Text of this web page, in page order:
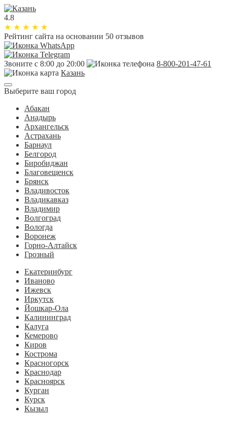
4.8
★ ★ ★ ★ ★
Рейтинг сайта на основании 50 отзывов
Звоните с 8:00 до 20:00
8-800-201-47-61
Казань
Выберите ваш город
Абакан
Анадырь
Архангельск
Астрахань
Барнаул
Белгород
Биробиджан
Благовещенск
Брянск
Владивосток
Владикавказ
Владимир
Волгоград
Вологда
Воронеж
Горно-Алтайск
Грозный
Екатеринбург
Иваново
Ижевск
Иркутск
Йошкар-Ола
Калининград
Калуга
Кемерово
Киров
Кострома
Красногорск
Краснодар
Красноярск
Курган
Курск
Кызыл